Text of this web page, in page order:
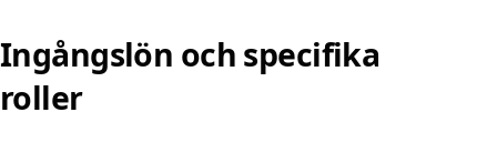
Ingångslön och specifika
roller